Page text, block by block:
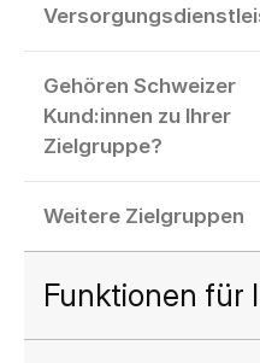
Gehören Schweizer
Kund:innen zu Ihrer
Zielgruppe?
Weitere Zielgruppen
Funktionen für